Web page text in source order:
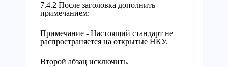
7.4.2 После заголовка дополнить
примечанием:
Примечание - Настоящий стандарт не
распространяется на открытые НКУ.
Второй абзац исключить.